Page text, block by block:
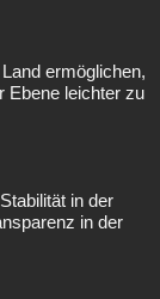
ermöglichen,
Ebene leichter zu
in der
in der